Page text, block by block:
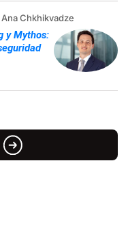
Chkhikvadze
y Mythos: